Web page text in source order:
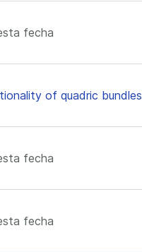
fecha
of quadric bundles
fecha
fecha